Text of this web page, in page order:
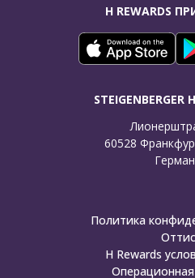
H REWARDS
STEIGENBERGER
60528
Политика
H Rewards